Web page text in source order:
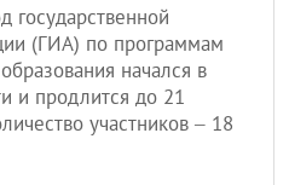
государственной
(ГИА) по программам
начался в
и продлится до 21
участников – 18